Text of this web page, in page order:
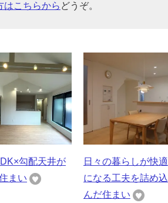
はこちらから どうぞ。
勾配天井が
まい
日々の暮らしが快適
になる工夫を詰め込
んだ住まい